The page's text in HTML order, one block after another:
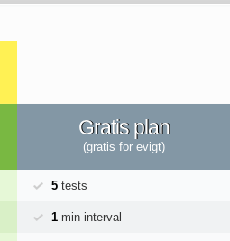
Gratis plan
(gratis for evigt)
5 tests
1 min interval